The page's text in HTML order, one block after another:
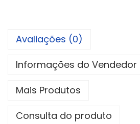
Avaliações (0)
Informações do Vendedor
Mais Produtos
Consulta do produto